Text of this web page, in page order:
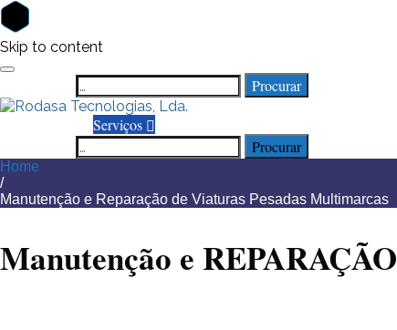
Skip to content
Procurar
Serviços
Procurar
Home
/
Manutenção e Reparação de Viaturas Pesadas Multimarcas
Manutenção e REPARAÇÃO